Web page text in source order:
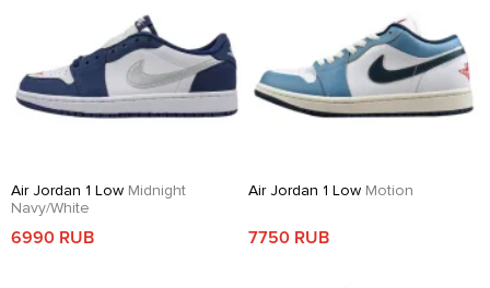
Air Jordan 1 Low Midnight
Navy/White
6990 RUB
Air Jordan 1 Low Motion
7750 RUB